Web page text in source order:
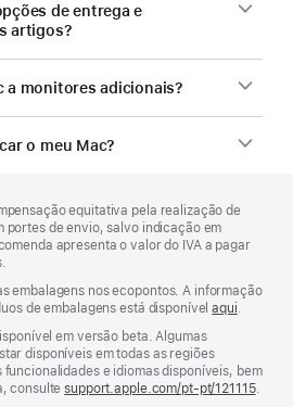
de entrega e
artigos?
a monitores adicionais?
o meu Mac?
equitativa pela realização de
portes de envio, salvo indicação em
apresenta o valor do IVA a pagar
embalagens nos ecopontos. A informação
de embalagens está disponívelaqui.
em versão beta. Algumas
disponíveis em todas as regiões
e idiomas disponíveis, bem
consultesupport.apple.com/pt-pt/121115(abre
.